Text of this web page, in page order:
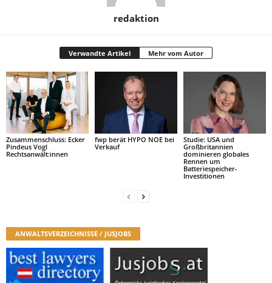
redaktion
Verwandte Artikel Mehr vom Autor
Zusammenschluss: Ecker
Pindeus Vogl
Rechtsanwält:innen
fwp berät HYPO NOE bei
Verkauf
Studie: USA und
Großbritannien
dominieren globales
Rennen um
Batteriespeicher-
Investitionen
ANWALTSVERZEICHNISSE / JUSJOBS